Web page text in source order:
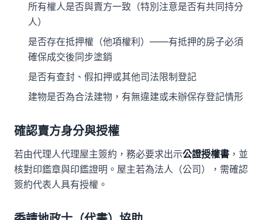
所有權人是否與賣方一致（特別注意是否有共同持分
人）
是否存在抵押權（他項權利）——有抵押的房子必須
確保成交後同步塗銷
是否有查封、假扣押或其他司法限制登記
建物是否為合法建物，有無違建或未辦保存登記情形
確認賣方身分與授權
若由代理人代理屋主簽約，務必要求出示公證授權書 ，並
核對印鑑章與印鑑證明。屋主若為法人（公司），需確認
簽約代表人具有授權。